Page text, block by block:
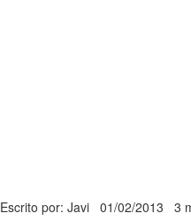
Escrito por: Javi 01/02/2013 3